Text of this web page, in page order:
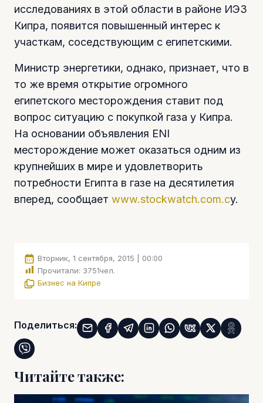
исследованиях в этой области в районе ИЭЗ
Кипра, появится повышенный интерес к
участкам, соседствующим с египетскими.
Министр энергетики, однако, признает, что в
то же время открытие огромного
египетского месторождения ставит под
вопрос ситуацию с покупкой газа у Кипра.
На основании объявления ENI
месторождение может оказаться одним из
крупнейших в мире и удовлетворить
потребности Египта в газе на десятилетия
вперед, сообщает www.stockwatch.com.cy.
Вторник, 1 сентября, 2015 | 00:00
Прочитали: 3751чел.
Бизнес на Кипре
Поделиться:
Читайте также: